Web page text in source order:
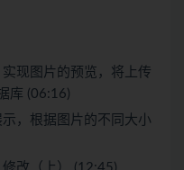
现图片的预览，将上传
库 (06:16)
，根据图片的不同大小